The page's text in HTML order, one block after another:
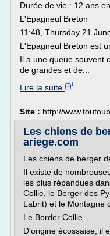
Durée de vie : 12 ans en
L'Epagneul Breton
11:48, Thursday 21
L'Epagneul Breton est
Il a une queue souvent
de grandes et de...
Lire la suite
Site : http://
Les chiens de
ariege.com
Les chiens de berger
Il existe de
les plus répandues
Collie, le Berger des
Labrit) et le Montagne
Le Border Collie
D'origine écossaise, il